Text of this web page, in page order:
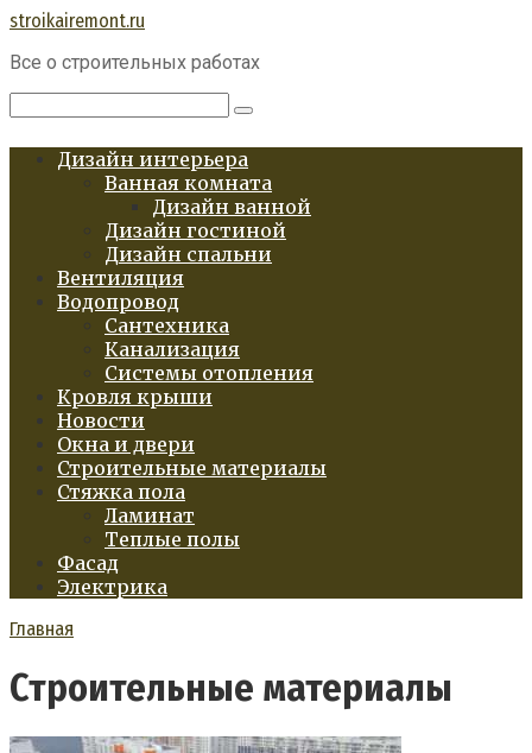
Перейти
контенту
stroikairemont.ru
Все о строительных работах
Дизайн интерьера
Ванная комната
Дизайн ванной
Дизайн гостиной
Дизайн спальни
Вентиляция
Водопровод
Сантехника
Канализация
Системы отопления
Кровля крыши
Новости
Окна и двери
Строительные материалы
Стяжка пола
Ламинат
Теплые полы
Фасад
Электрика
Главная
Строительные материалы